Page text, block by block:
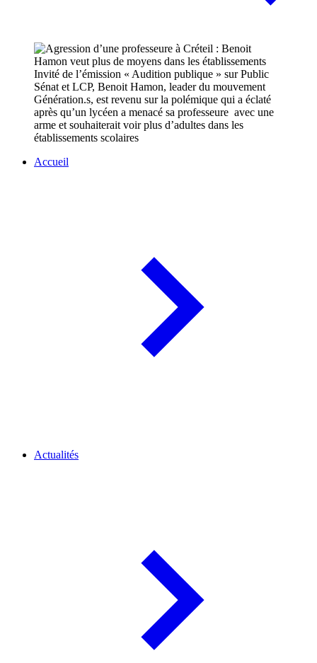
Invité de l’émission « Audition publique » sur Public
Sénat et LCP, Benoit Hamon, leader du mouvement
Génération.s, est revenu sur la polémique qui a éclaté
après qu’un lycéen a menacé sa professeure avec une
arme et souhaiterait voir plus d’adultes dans les
établissements scolaires
Accueil
Actualités